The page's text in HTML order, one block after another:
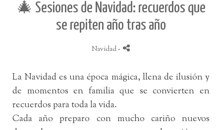
🎄 Sesiones de Navidad: recuerdos que
se repiten año tras año
Navidad-
La Navidad es una época mágica, llena de ilusión y
de momentos en familia que se convierten en
recuerdos para toda la vida.
Cada año preparo con mucho cariño nuevos